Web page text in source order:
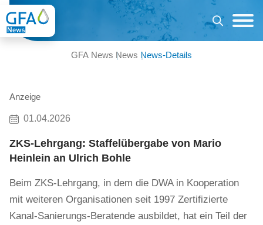
GFA News News News-Details
Anzeige
01.04.2026
ZKS-Lehrgang: Staffelübergabe von Mario
Heinlein an Ulrich Bohle
Beim ZKS-Lehrgang, in dem die DWA in Kooperation
mit weiteren Organisationen seit 1997 Zertifizierte
Kanal-Sanierungs-Beratende ausbildet, hat ein Teil der